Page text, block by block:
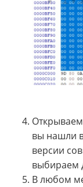
вы нашли
версии
выбираем
В любом